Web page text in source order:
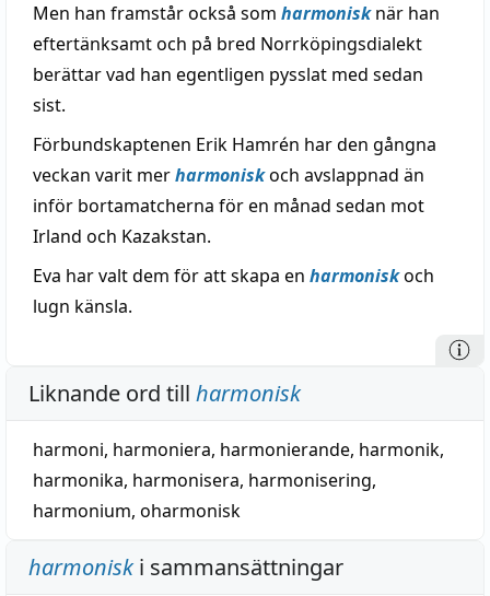
Men han framstår också som harmonisknär han
eftertänksamt och på bred Norrköpingsdialekt
berättar vad han egentligen pysslat med sedan
sist.
Förbundskaptenen Erik Hamrén har den gångna
veckan varit merharmoniskoch avslappnad än
inför bortamatcherna för en månad sedan mot
Irland och Kazakstan.
Eva har valt dem för att skapa en harmoniskoch
lugn känsla.
Liknande ord till harmonisk
harmoni, harmoniera, harmonierande, harmonik,
harmonika, harmonisera, harmonisering,
harmonium, oharmonisk
harmoniski sammansättningar